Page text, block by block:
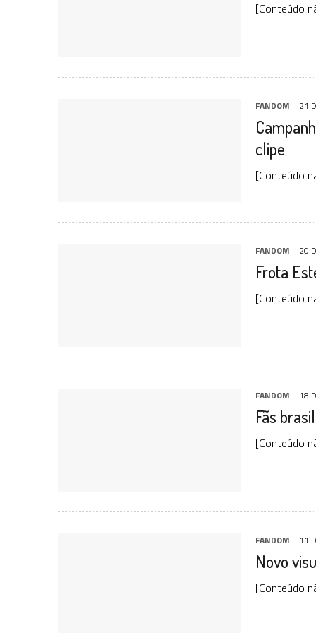
[Conteúdo
FANDOM 21
clipe
[Conteúdo
FANDOM 20
Frota
[Conteúdo
FANDOM 18
Fãs
[Conteúdo
FANDOM 11
Novo
[Conteúdo